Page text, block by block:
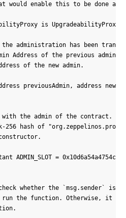
would enable this to be done
is UpgradeabilityProxy {
administration has been
Address of the previous admin.
of the new admin.
previousAdmin, address
the admin of the contract.
256 hash of
ADMIN_SLOT =
whether the `msg.sender` is
the function. Otherwise, it